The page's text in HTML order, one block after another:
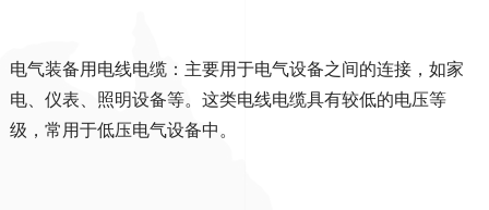
电气装备用电线电缆：主要用于电气设备之间的连接，如家
电、仪表、照明设备等。这类电线电缆具有较低的电压等
级，常用于低压电气设备中。